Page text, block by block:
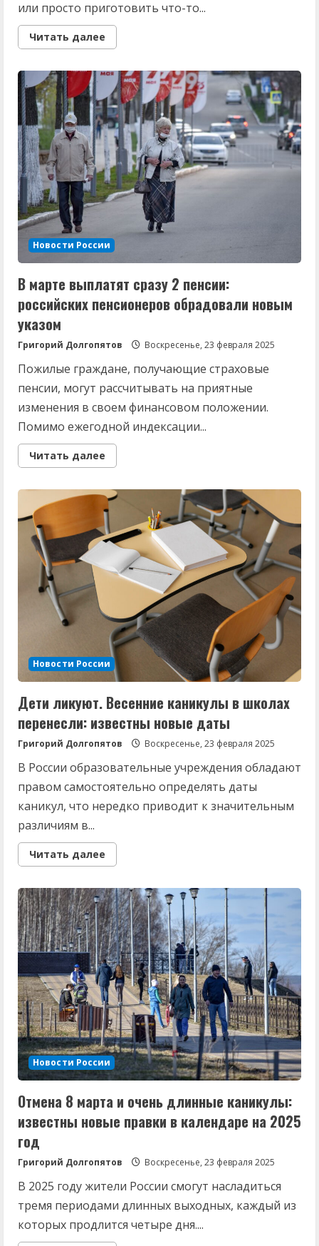
или просто приготовить что-то...
Читать далее
more
будет
смотреть
только
на
вас
после
этого
салата:
рецепт
блюда-
ключа
к
сердцу
любимого
февраля
—
«Цыпочка»
не
по
кошельку
Новости России
В марте выплатят сразу 2 пенсии:
российских пенсионеров обрадовали новым
указом
Григорий Долгопятов Воскресенье, 23 февраля 2025
Пожилые граждане, получающие страховые
пенсии, могут рассчитывать на приятные
изменения в своем финансовом положении.
Помимо ежегодной индексации...
Читать далее
more
марте
выплатят
сразу
2
пенсии:
российских
пенсионеров
обрадовали
новым
указом
Новости России
Дети ликуют. Весенние каникулы в школах
перенесли: известны новые даты
Григорий Долгопятов Воскресенье, 23 февраля 2025
В России образовательные учреждения обладают
правом самостоятельно определять даты
каникул, что нередко приводит к значительным
различиям в...
Читать далее
more
ликуют.
Весенние
каникулы
в
школах
перенесли:
известны
новые
даты
Новости России
Отмена 8 марта и очень длинные каникулы:
известны новые правки в календаре на 2025
год
Григорий Долгопятов Воскресенье, 23 февраля 2025
В 2025 году жители России смогут насладиться
тремя периодами длинных выходных, каждый из
которых продлится четыре дня....